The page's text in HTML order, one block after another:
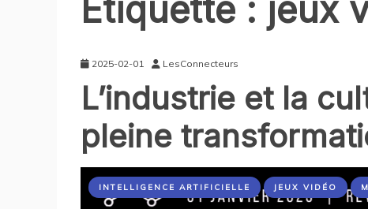
Étiquette : jeux
2025-02-01 LesConnecteurs
L’industrie et la
pleine
INTELLIGENCE ARTIFICIELLE JEUX VIDÉO